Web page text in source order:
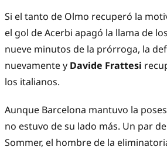
Si el tanto de Olmo recuperó la
el gol de Acerbi apagó la llama de
nueve minutos de la prórroga, la
nuevamente y Davide Frattesi
los italianos.
Aunque Barcelona mantuvo la
no estuvo de su lado más. Un par
Sommer, el hombre de la